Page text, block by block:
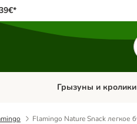
категории: Собаки
Откройте меню
Грызуны и кролики
Flamingo Nature Snack легкое